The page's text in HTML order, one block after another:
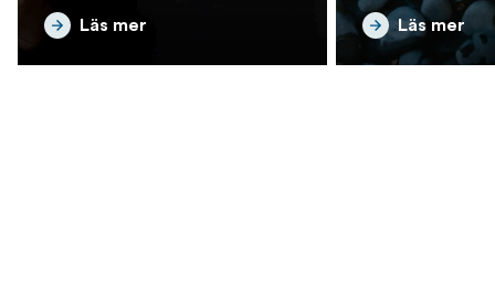
Läs mer
Gomatic
Läs mer